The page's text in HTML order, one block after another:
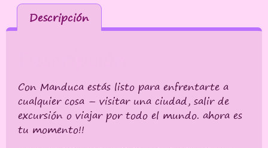
Descripción
Con Manduca estás listo para enfrentarte a
cualquier cosa – visitar una ciudad, salir de
excursión o viajar por todo el mundo. ahora es
tu momento!!